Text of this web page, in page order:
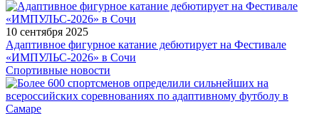
10 сентября 2025
Адаптивное фигурное катание дебютирует на Фестивале
«ИМПУЛЬС-2026» в Сочи
Спортивные новости